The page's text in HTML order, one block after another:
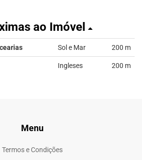
ao Imóvel
Sol e Mar 200 m
Ingleses 200 m
Menu
Termos e Condições